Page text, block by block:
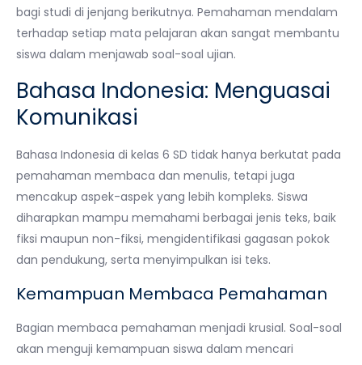
bagi studi di jenjang berikutnya. Pemahaman mendalam
terhadap setiap mata pelajaran akan sangat membantu
siswa dalam menjawab soal-soal ujian.
Bahasa Indonesia: Menguasai
Komunikasi
Bahasa Indonesia di kelas 6 SD tidak hanya berkutat pada
pemahaman membaca dan menulis, tetapi juga
mencakup aspek-aspek yang lebih kompleks. Siswa
diharapkan mampu memahami berbagai jenis teks, baik
fiksi maupun non-fiksi, mengidentifikasi gagasan pokok
dan pendukung, serta menyimpulkan isi teks.
Kemampuan Membaca Pemahaman
Bagian membaca pemahaman menjadi krusial. Soal-soal
akan menguji kemampuan siswa dalam mencari